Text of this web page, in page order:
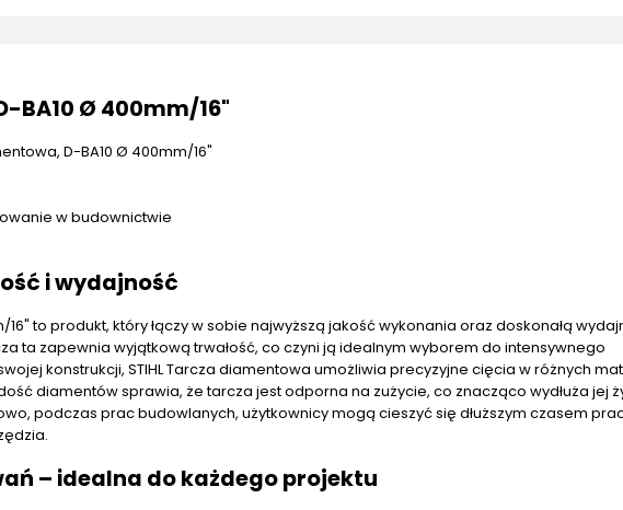
BA10 Ø 400mm/16"
D-BA10 Ø 400mm/16"
w budownictwie
i wydajność
16" to produkt, który łączy w sobie najwyższą jakość wykonania oraz doskonałą
ta zapewnia wyjątkową trwałość, co czyni ją idealnym wyborem do intensywnego
konstrukcji, STIHL Tarcza diamentowa umożliwia precyzyjne cięcia w różnych
diamentów sprawia, że tarcza jest odporna na zużycie, co znacząco wydłuża jej
podczas prac budowlanych, użytkownicy mogą cieszyć się dłuższym czasem
– idealna do każdego projektu